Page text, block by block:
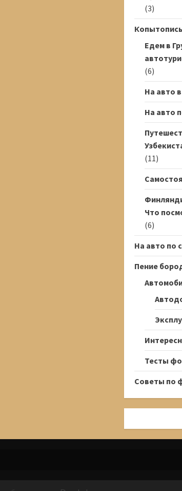
(3)
Копытопись
Едем в
(6)
На авто
На авто
(11)
Что
(6)
На авто по
Пение
Тесты
Советы по